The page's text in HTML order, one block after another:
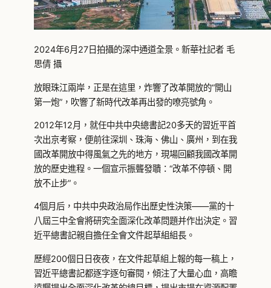
2024年6月27日拍攝的深中通道全景。新華社記者 毛
思倩 攝
放眼珠江兩岸，正是在這里，炸響了改革開放的“開山
第一炮”，吹響了新時代改革再出發的嘹亮號角。
2012年12月，就任中共中央總書記20多天的習近平首
次出京考察，便前往深圳、珠海、佛山、廣州，到在我
國改革開放中得風氣之先的地方，現場回顧我國改革開
放的歷史進程。一個宣示振聾發聵：“改革不停頓、開
放不止步”。
4個月后，中共中央政治局作出歷史性決策——黨的十
八屆三中全會將研究全面深化改革問題并作出決定。習
近平總書記親自擔任全會文件起草組組長。
歷經200個日日夜夜，在文件起草組上報的每一稿上，
習近平總書記都逐字逐句審閱，傾注了大量心血，高瞻